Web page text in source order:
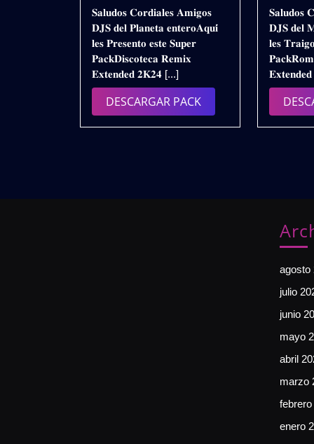
2024
𝗘𝗫𝗧𝗘𝗡𝗗𝗘𝗗
𝟮𝟬𝟮𝟰
–
𝗩𝗢𝗟.𝟮
|
𝐒𝐚𝐥𝐮𝐝𝐨𝐬 𝐂𝐨𝐫𝐝𝐢𝐚𝐥𝐞𝐬 𝐀𝐦𝐢𝐠𝐨𝐬
𝐃𝐉𝐒 𝐝𝐞𝐥 𝐏𝐥𝐚𝐧𝐞𝐭𝐚 𝐞𝐧𝐭𝐞𝐫𝐨𝐀𝐪𝐮𝐢́
𝐥𝐞𝐬 𝐏𝐫𝐞𝐬𝐞𝐧𝐭𝐨 𝐞𝐬𝐭𝐞 𝐒𝐮𝐩𝐞𝐫
𝐏𝐚𝐜𝐤𝐃𝐢𝐬𝐜𝐨𝐭𝐞𝐜𝐚 𝐑𝐞𝐦𝐢𝐱
𝐄𝐱𝐭𝐞𝐧𝐝𝐞𝐝 𝟐𝐊𝟐𝟒 [...]
DESCARGAR PACKDESCARGAR
PACK
𝐒𝐚𝐥𝐮𝐝𝐨𝐬
𝐃𝐉𝐒 𝐝𝐞𝐥
𝐥𝐞𝐬
agosto
julio
junio
mayo
abril
marzo
enero